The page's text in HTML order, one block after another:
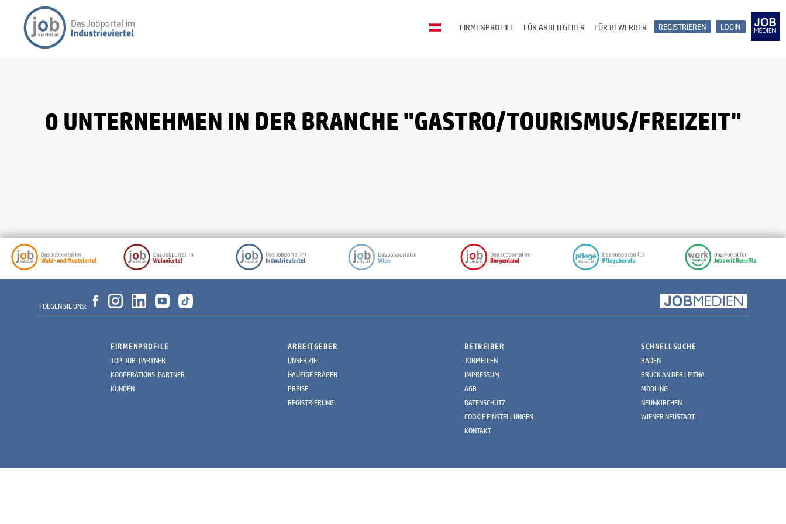
LOGIN
REGISTRIEREN
FÜR BEWERBER
FÜR ARBEITGEBER
FIRMENPROFILE
0 UNTERNEHMEN IN DER BRANCHE "GASTRO/TOURISMUS/FREIZEIT"
FOLGEN SIE UNS:
FIRMENPROFILE
TOP-JOB-PARTNER
KOOPERATIONS-PARTNER
KUNDEN
ARBEITGEBER
UNSER ZIEL
HÄUFIGE FRAGEN
PREISE
REGISTRIERUNG
BETREIBER
JOBMEDIEN
IMPRESSUM
AGB
DATENSCHUTZ
COOKIE EINSTELLUNGEN
KONTAKT
SCHNELLSUCHE
BADEN
BRUCK AN DER LEITHA
MÖDLING
NEUNKIRCHEN
WIENER NEUSTADT